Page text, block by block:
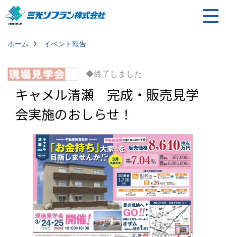
ホーム イベント報告
◆終了しました
キャメル清瀬 完成・販売見学
会実施のおしらせ！